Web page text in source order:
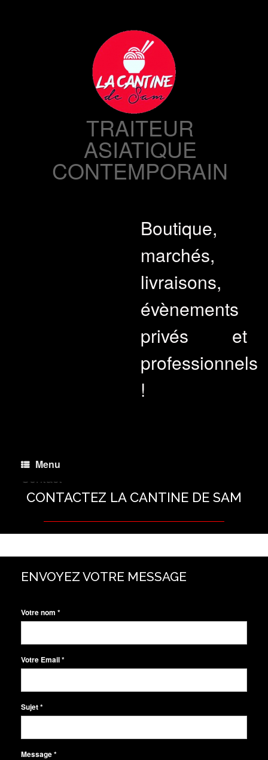
TRAITEUR
ASIATIQUE
CONTEMPORAIN
Boutique,
marchés,
livraisons,
évènements
privés et
professionnels
!
Menu
Contact
CONTACTEZ LA CANTINE DE SAM
ENVOYEZ VOTRE MESSAGE
Votre nom *
Votre Email*
Sujet*
Message*